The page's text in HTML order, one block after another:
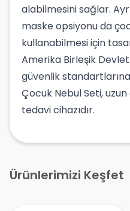
alabilmesini sağlar.
maske opsiyonu da
kullanabilmesi için
Amerika Birleşik
güvenlik
Çocuk Nebul Seti,
tedavi cihazıdır.
Ürünlerimizi Keşfet